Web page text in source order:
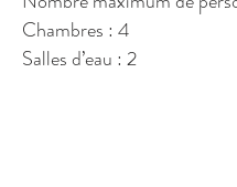
Chambres : 4
Salles d’eau : 2